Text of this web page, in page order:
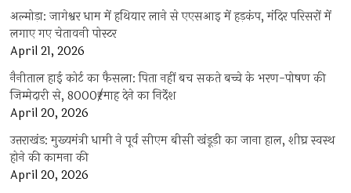
अल्मोड़ा: जागेश्वर धाम में हथियार लाने से एएसआइ में हड़कंप, मंदिर परिसरों में
लगाए गए चेतावनी पोस्टर
April 21, 2026
नैनीताल हाई कोर्ट का फैसला: पिता नहीं बच सकते बच्चे के भरण-पोषण की
जिम्मेदारी से, 8000₹/माह देने का निर्देश
April 20, 2026
उत्तराखंड: मुख्यमंत्री धामी ने पूर्व सीएम बीसी खंडूड़ी का जाना हाल, शीघ्र स्वस्थ
होने की कामना की
April 20, 2026